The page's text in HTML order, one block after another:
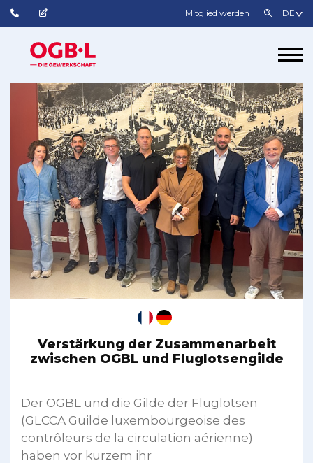
Mitglied werden
Verstärkung der Zusammenarbeit
zwischen OGBL und Fluglotsengilde
Der OGBL und die Gilde der Fluglotsen
(GLCCA Guilde luxembourgeoise des
contrôleurs de la circulation aérienne)
haben vor kurzem ihr